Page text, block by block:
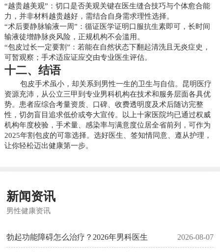
“越贵越美观”：切口是否美观关键在医生缝合技巧与个体愈合能
力，并非材料越贵越好，需结合自身需求理性选择。
“术后要静脉输液一周”：循证医学证明口服抗生素即可，长时间
输液徒增静脉炎风险，正规机构不会滥用。
“包皮过长一定要割”：若能在自然状态下翻起清洗且无炎症史，
可暂观察；手术适应证应交由专业医生评估。
十二、结语
包皮手术虽小，却关系到男性一生的卫生与自信。昆明医疗
资源充沛，从公立三甲到专业男科机构在技术和服务层面各具优
势。患者应综合考量资质、口碑、收费透明度及术后随访完整
性，切勿盲目追求低价或夸大宣传。以上十家医院均已通过权威
机构年度校验，手术量、感染率与满意度位居全省前列，可作为
2025年割包皮的可靠选择。选好医生、签知情同意、遵从护理，
让你轻松迈出健康第一步。
新闻资讯
男性健康资讯
勃起功能障碍怎么治疗？2026年男科医生 2026-08-07